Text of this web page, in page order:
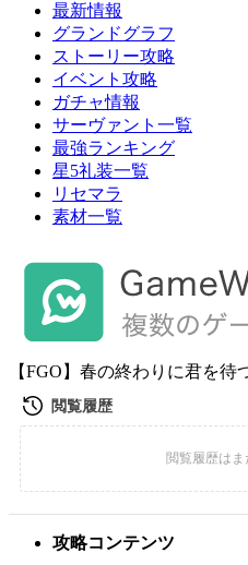
最新情報
グランドグラフ
ストーリー攻略
イベント攻略
ガチャ情報
サーヴァント一覧
最強ランキング
星5礼装一覧
リセマラ
素材一覧
【FGO】春の終わりに君を
攻略コンテンツ